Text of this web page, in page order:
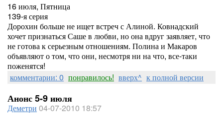
16 июля, Пятница
139-я серия
Дорохин больше не ищет встреч с Алиной. Ковнадский
хочет признаться Саше в любви, но она вдруг заявляет, что
не готова к серьезным отношениям. Полина и Макаров
объявляют о том, что они, несмотря ни на что, все-таки
поженятся!
комментарии: 0 понравилось! вверх^ к полной версии
Анонс 5-9 июля
Деметри 04-07-2010 18:57